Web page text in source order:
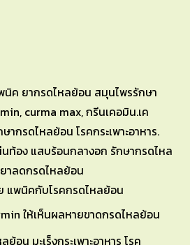
แพนิคกับโรคกรดไหลย้อน
ให้เห็นผลหายขาดกรดไหลย้อน